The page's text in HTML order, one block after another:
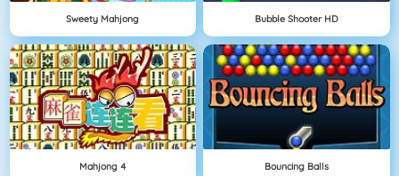
Sweety Mahjong Bubble Shooter HD
Mahjong 4 Bouncing Balls